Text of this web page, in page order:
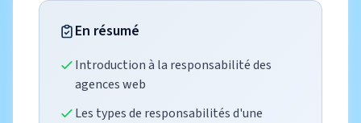
En résumé
Introduction à la responsabilité des
agences web
Les types de responsabilités d'une